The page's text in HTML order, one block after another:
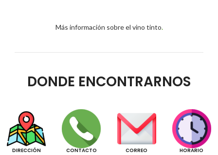
Más información sobre el vino tinto.
DONDE ENCONTRARNOS
DIRECCIÓN CONTACTO CORREO HORARIO